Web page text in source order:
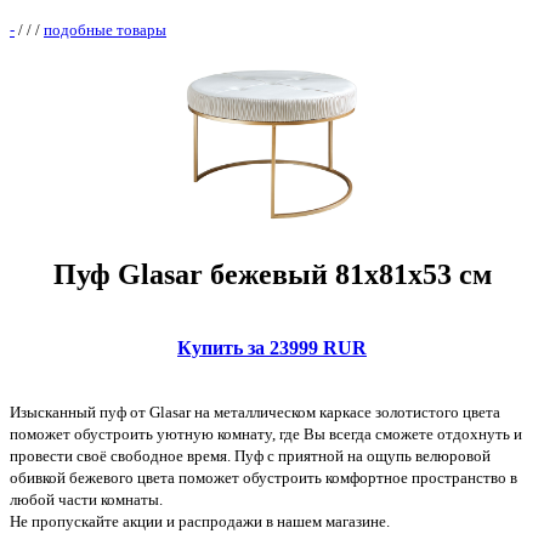
- / / / подобные товары
Пуф Glasar бежевый 81х81х53 см
Купить за 23999 RUR
Изысканный пуф от Glasar на металлическом каркасе золотистого цвета
поможет обустроить уютную комнату, где Вы всегда сможете отдохнуть и
провести своё свободное время. Пуф с приятной на ощупь велюровой
обивкой бежевого цвета поможет обустроить комфортное пространство в
любой части комнаты.
Не пропускайте акции и распродажи в нашем магазине.